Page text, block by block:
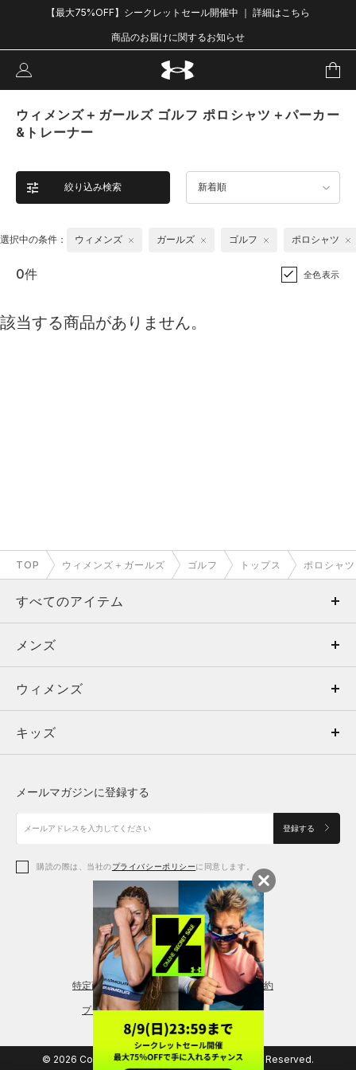
【最大75%OFF】シークレットセール開催中 ｜ 詳細はこちら
商品のお届けに関するお知らせ
ウィメンズ＋ガールズ ゴルフ ポロシャツ＋パーカー
&トレーナー
絞り込み検索 新着順
選択中の条件： ウィメンズ ガールズ ゴルフ ポロシャツ
0件 全色表示
該当する商品がありません。
TOP ウィメンズ＋ガールズ ゴルフ トップス ポロシャ
すべてのアイテム
メンズ
ウィメンズ
キッズ
アクセサリー
メンズ
トップス
ボトムス
アクセサリー
ウィメンズ
トップス
シューズ
アクセサリー
レギンス＆タイツ
キッズ
シューズ
メールマガジンに登録する
登録する
購読の際は、当社のプライバシーポリシーに同意します。
特定商取引法に基づく通販の表記 会員規約
プライバシーポリシー
© 2026 Copyright DOME Corporation. All Rights Reserved.